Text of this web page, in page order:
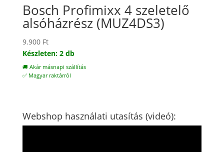
Bosch Profimixx 4 szeletelő
alsóházrész (MUZ4DS3)
9.900 Ft
Készleten: 2 db
🚚 Akár másnapi szállítás
✅ Magyar raktárról
Webshop használati utasítás (videó):